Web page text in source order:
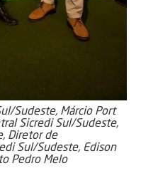
Sudeste, Márcio Port
Sicredi Sul/Sudeste,
Diretor de
Sul/Sudeste, Edison
Pedro Melo